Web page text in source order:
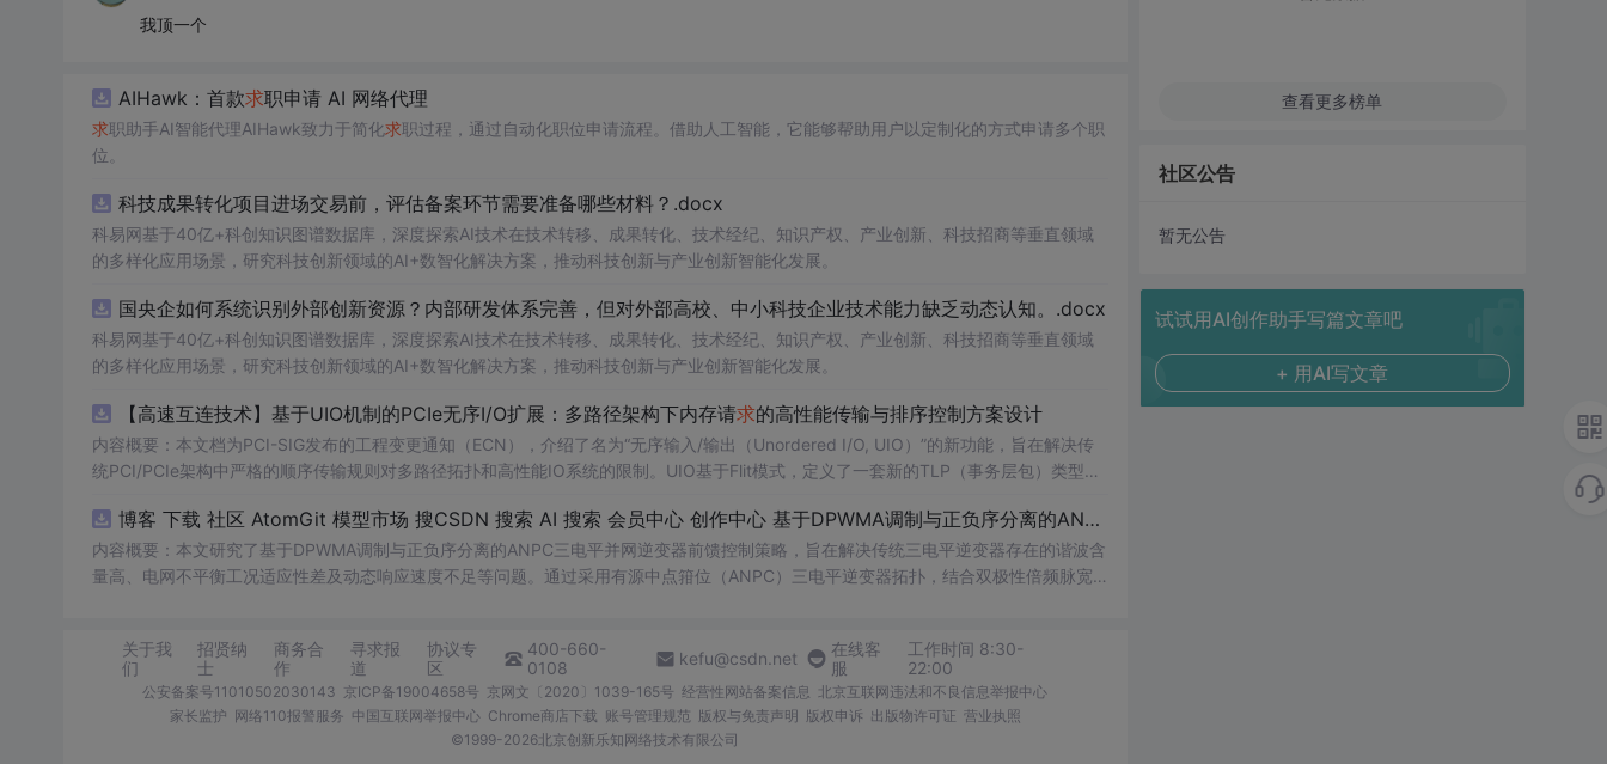
我顶一个
AIHawk：首款求职申请 AI 网络代理
求职助手AI智能代理AIHawk致力于简化求职过程，通过自动化职位申请流程。借助人工智能，它能够帮助用户以定制化的方式申请多个职
位。
科技成果转化项目进场交易前，评估备案环节需要准备哪些材料？.docx
科易网基于40亿+科创知识图谱数据库，深度探索AI技术在技术转移、成果转化、技术经纪、知识产权、产业创新、科技招商等垂直领域
的多样化应用场景，研究科技创新领域的AI+数智化解决方案，推动科技创新与产业创新智能化发展。
国央企如何系统识别外部创新资源？内部研发体系完善，但对外部高校、中小科技企业技术能力缺乏动态认知。.docx
科易网基于40亿+科创知识图谱数据库，深度探索AI技术在技术转移、成果转化、技术经纪、知识产权、产业创新、科技招商等垂直领域
的多样化应用场景，研究科技创新领域的AI+数智化解决方案，推动科技创新与产业创新智能化发展。
【高速互连技术】基于UIO机制的PCIe无序I/O扩展：多路径架构下内存请求的高性能传输与排序控制方案设计
内容概要：本文档为PCI-SIG发布的工程变更通知（ECN），介绍了名为“无序输入/输出（Unordered I/O, UIO）”的新功能，旨在解决传
统PCI/PCIe架构中严格的顺序传输规则对多路径拓扑和高性能IO系统的限制。UIO基于Flit模式，定义了一套新的TLP（事务层包）类型和
O
博客 下载 社区 AtomGit 模型市场 搜CSDN 搜索 AI 搜索 会员中心 创作中心 基于DPWMA调制与正负序分离的ANPC三电平并网逆变器前馈控制策略研究（Simulink仿真实现）
内容概要：本文研究了基于DPWMA调制与正负序分离的ANPC三电平并网逆变器前馈控制策略，旨在解决传统三电平逆变器存在的谐波含
量高、电网不平衡工况适应性差及动态响应速度不足等问题。通过采用有源中点箝位（ANPC）三电平逆变器拓扑，结合双极性倍频脉宽
结果显示，所提出的控制策略能有效降低并网谐波含量，提升锁相精度与系统动态稳定性，确保在复杂电网工况下的高质量稳定并网。 适
合人群：具备一定电力电子基础知识和仿真技能的研发人员，尤其是从事新能源发电、储能系统、柔性输电等领域研究的专业人士。 使用
场景及目标：①研究和开发高性能并网逆变器，特别是针对大功率、高电能质量要求的应用场景；②探索如何通过先进的调制和控制策略
来提高并网逆变器对电网扰动的适应性和响应速度；③为相关领域的学术研究和技术开发提供理论依据和实践指导。 阅读建议：建议读者
关于我
们
招贤纳
士
商务合
作
寻求报
道
协议专
区
400-660-
0108
kefu@csdn.net
在线客
服
工作时间 8:30-
22:00
公安备案号11010502030143 京ICP备19004658号 京网文〔2020〕1039-165号 经营性网站备案信息 北京互联网违法和不良信息举报中心
家长监护 网络110报警服务 中国互联网举报中心 Chrome商店下载 账号管理规范 版权与免责声明 版权申诉 出版物许可证 营业执照
©1999-2026北京创新乐知网络技术有限公司
查看更多榜单
社区公告
暂无公告
试试用AI创作助手写篇文章吧
+ 用AI写文章